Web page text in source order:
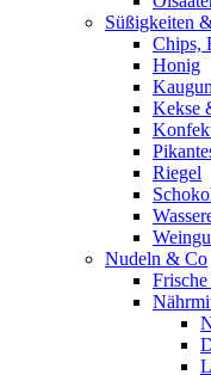
Süßigkeiten
Chips,
Honig
Kekse
Riegel
Nudeln & Co